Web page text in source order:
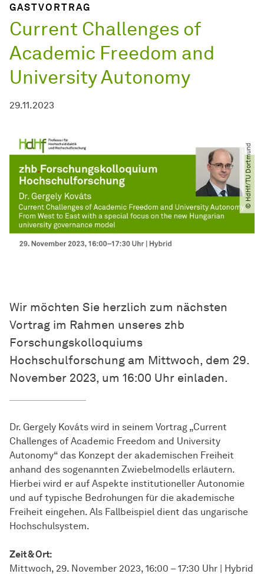
GASTVORTRAG
Current Challenges of
Academic Freedom and
University Autonomy
29.11.2023
© HdHf​/​TU Dortmund
Wir möchten Sie herzlich zum nächsten
Vortrag im Rahmen unseres zhb
Forschungskolloquiums
Hochschulforschung am Mittwoch, dem 29.
November 2023, um 16:00 Uhr einladen.
Dr. Gergely Kováts wird in seinem Vortrag „Current
Challenges of Academic Freedom and University
Autonomy“ das Konzept der akademischen Freiheit
anhand des sogenannten Zwiebelmodells erläutern.
Hierbei wird er auf Aspekte institutioneller Autonomie
und auf typische Bedrohungen für die akademische
Freiheit eingehen. Als Fallbeispiel dient das ungarische
Hochschulsystem.
Zeit & Ort:
Mittwoch, 29. November 2023, 16:00 – 17:30 Uhr | Hybrid